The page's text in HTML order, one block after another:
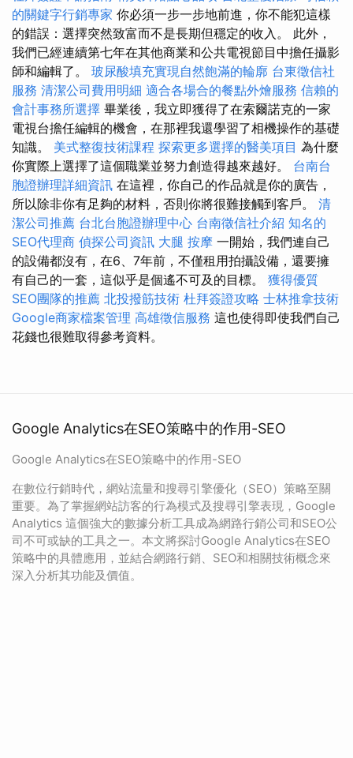
的關鍵字行銷專家 你必須一步一步地前進，你不能犯這樣
的錯誤：選擇突然致富而不是長期但穩定的收入。 此外，
我們已經連續第七年在其他商業和公共電視節目中擔任攝影
師和編輯了。 玻尿酸填充實現自然飽滿的輪廓 台東徵信社
服務 清潔公司費用明細 適合各場合的餐點外燴服務 信賴的
會計事務所選擇 畢業後，我立即獲得了在索爾諾克的一家
電視台擔任編輯的機會，在那裡我還學習了相機操作的基礎
知識。 美式整復技術課程 探索更多選擇的醫美項目 為什麼
你實際上選擇了這個職業並努力創造得越來越好。 台南台
胞證辦理詳細資訊 在這裡，你自己的作品就是你的廣告，
所以除非你有足夠的材料，否則你將很難接觸到客戶。 清
潔公司推薦 台北台胞證辦理中心 台南徵信社介紹 知名的
SEO代理商 偵探公司資訊 大腿 按摩 一開始，我們連自己
的設備都沒有，在6、7年前，不僅租用拍攝設備，還要擁
有自己的一套，這似乎是個遙不可及的目標。 獲得優質
SEO團隊的推薦 北投撥筋技術 杜拜簽證攻略 士林推拿技術
Google商家檔案管理 高雄徵信服務 這也使得即使我們自己
花錢也很難取得參考資料。
Google Analytics在SEO策略中的作用-SEO
Google Analytics在SEO策略中的作用-SEO
在數位行銷時代，網站流量和搜尋引擎優化（SEO）策略至關
重要。為了掌握網站訪客的行為模式及搜尋引擎表現，Google
Analytics 這個強大的數據分析工具成為網路行銷公司和SEO公
司不可或缺的工具之一。本文將探討Google Analytics在SEO
策略中的具體應用，並結合網路行銷、SEO和相關技術概念來
深入分析其功能及價值。